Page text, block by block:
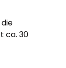
ca. 30